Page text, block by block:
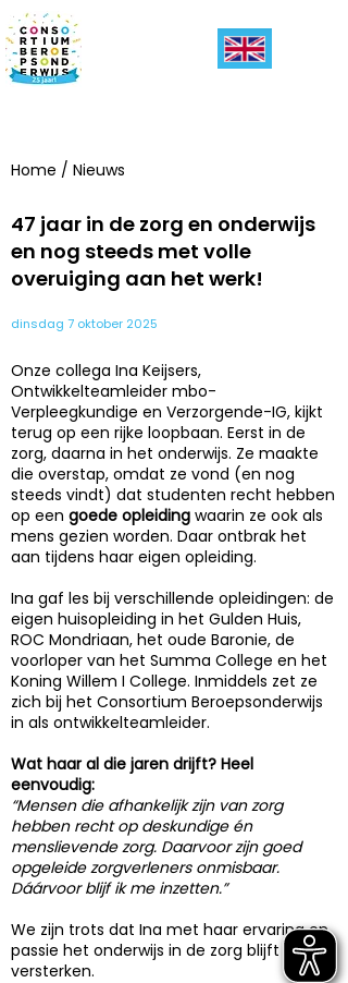
Home / Nieuws
47 jaar in de zorg en onderwijs
en nog steeds met volle
overuiging aan het werk!
dinsdag 7 oktober 2025
Onze collega Ina Keijsers,
Ontwikkelteamleider mbo-
Verpleegkundige en Verzorgende-IG, kijkt
terug op een rijke loopbaan. Eerst in de
zorg, daarna in het onderwijs. Ze maakte
die overstap, omdat ze vond (en nog
steeds vindt) dat studenten recht hebben
op een goede opleiding waarin ze ook als
mens gezien worden. Daar ontbrak het
aan tijdens haar eigen opleiding.
Ina gaf les bij verschillende opleidingen: de
eigen huisopleiding in het Gulden Huis,
ROC Mondriaan, het oude Baronie, de
voorloper van het Summa College en het
Koning Willem I College. Inmiddels zet ze
zich bij het Consortium Beroepsonderwijs
in als ontwikkelteamleider.
Wat haar al die jaren drijft? Heel
eenvoudig:
“Mensen die afhankelijk zijn van zorg
hebben recht op deskundige én
menslievende zorg. Daarvoor zijn goed
opgeleide zorgverleners onmisbaar.
Dáárvoor blijf ik me inzetten.”
We zijn trots dat Ina met haar ervaring en
passie het onderwijs in de zorg blijft
versterken.